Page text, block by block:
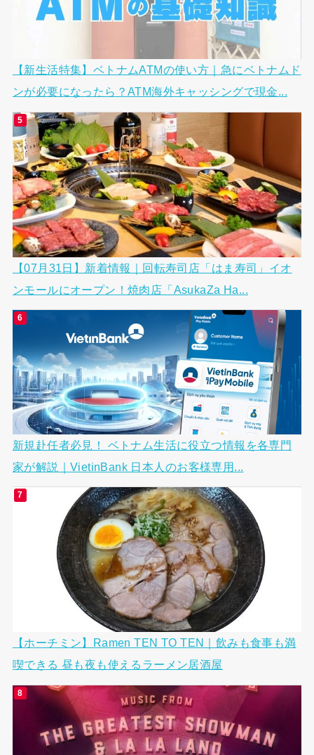
【新生活特集】ベトナムATMの使い方｜急にベトナムド
ンが必要になったら？ATM海外キャッシングで現金...
【07月31日】新着情報｜回転寿司店「はま寿司」イオ
ンモールにオープン！焼肉店「AsukaZa Ha...
新規赴任者必見！ ベトナム生活に役立つ情報を各専門
家が解説｜VietinBank 日本人のお客様専用...
【ホーチミン】Ramen TEN TO TEN｜飲みも食事も満
喫できる 昼も夜も使えるラーメン居酒屋